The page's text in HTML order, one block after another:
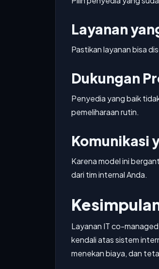
Layanan
Pastikan layanan bisa
Dukungan
Penyedia yang baik
pemeliharaan rutin.
Komunikasi
Karena model ini
dari tim internal Anda.
Layanan IT co-
kendali atas sistem
menekan biaya, dan